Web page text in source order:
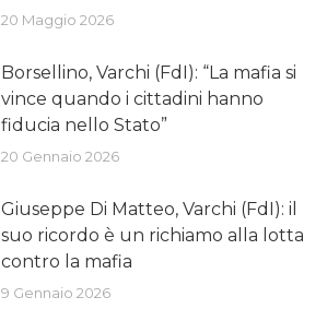
20 Maggio 2026
Borsellino, Varchi (FdI): “La mafia si
vince quando i cittadini hanno
fiducia nello Stato”
20 Gennaio 2026
Giuseppe Di Matteo, Varchi (FdI): il
suo ricordo è un richiamo alla lotta
contro la mafia
9 Gennaio 2026